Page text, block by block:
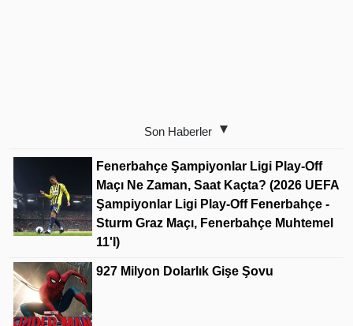
Son Haberler
Fenerbahçe Şampiyonlar Ligi Play-Off
Maçı Ne Zaman, Saat Kaçta? (2026 UEFA
Şampiyonlar Ligi Play-Off Fenerbahçe -
Sturm Graz Maçı, Fenerbahçe Muhtemel
11'i)
927 Milyon Dolarlık Gişe Şovu